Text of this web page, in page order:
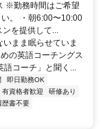
※勤務時間はご希望
。 ・朝6:00〜10:00
を提供して...
まま眠らせていま
の英語コーチングス
語コーチ」と聞く...
即日勤務OK
有資格者歓迎
研修あり
歴書不要